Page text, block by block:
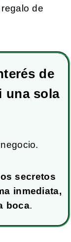
de
de
una sola
secretos
inmediata,
boca.